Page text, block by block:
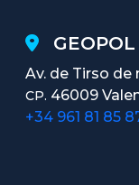
Av. de Tirso de
CP. 46009
+34 961 81 85